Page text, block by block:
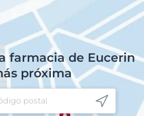
farmacia de Eucerin
próxima